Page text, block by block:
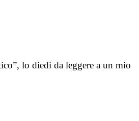
lo diedi da leggere a un mio